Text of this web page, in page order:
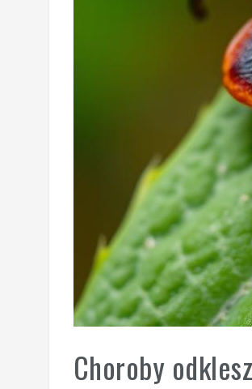
Choroby